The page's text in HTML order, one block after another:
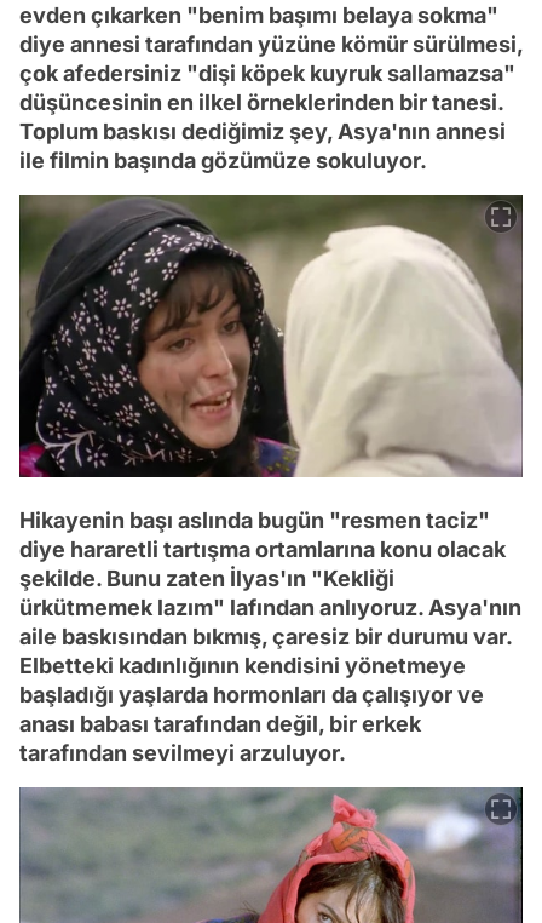
evden çıkarken "benim başımı belaya sokma"
diye annesi tarafından yüzüne kömür sürülmesi,
çok afedersiniz "dişi köpek kuyruk sallamazsa"
düşüncesinin en ilkel örneklerinden bir tanesi.
Toplum baskısı dediğimiz şey, Asya'nın annesi
ile filmin başında gözümüze sokuluyor.
Hikayenin başı aslında bugün "resmen taciz"
diye hararetli tartışma ortamlarına konu olacak
şekilde. Bunu zaten İlyas'ın "Kekliği
ürkütmemek lazım" lafından anlıyoruz. Asya'nın
aile baskısından bıkmış, çaresiz bir durumu var.
Elbetteki kadınlığının kendisini yönetmeye
başladığı yaşlarda hormonları da çalışıyor ve
anası babası tarafından değil, bir erkek
tarafından sevilmeyi arzuluyor.